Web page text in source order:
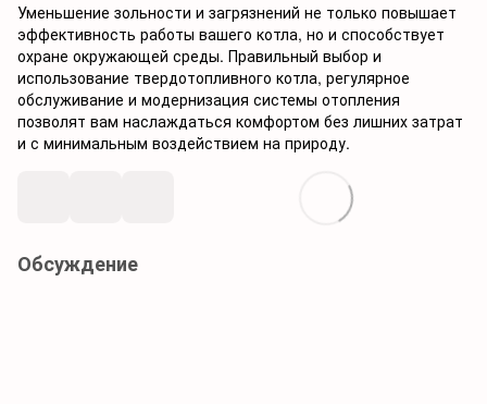
Уменьшение зольности и загрязнений не только повышает
эффективность работы вашего котла, но и способствует
охране окружающей среды. Правильный выбор и
использование твердотопливного котла, регулярное
обслуживание и модернизация системы отопления
позволят вам наслаждаться комфортом без лишних затрат
и с минимальным воздействием на природу.
Обсуждение